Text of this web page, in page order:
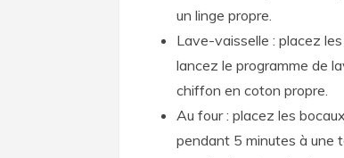
un linge propre.
Lave-vaisselle : placez
lancez le programme de
chiffon en coton propre.
Au four : placez les
pendant 5 minutes à une